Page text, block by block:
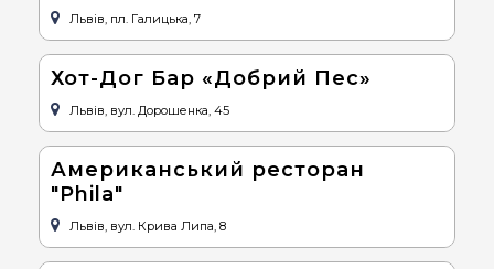
Львів, пл. Галицька, 7
Хот-Дог Бар «Добрий Пес»
Львів, вул. Дорошенка, 45
Американський ресторан
"Phila"
Львів, вул. Крива Липа, 8